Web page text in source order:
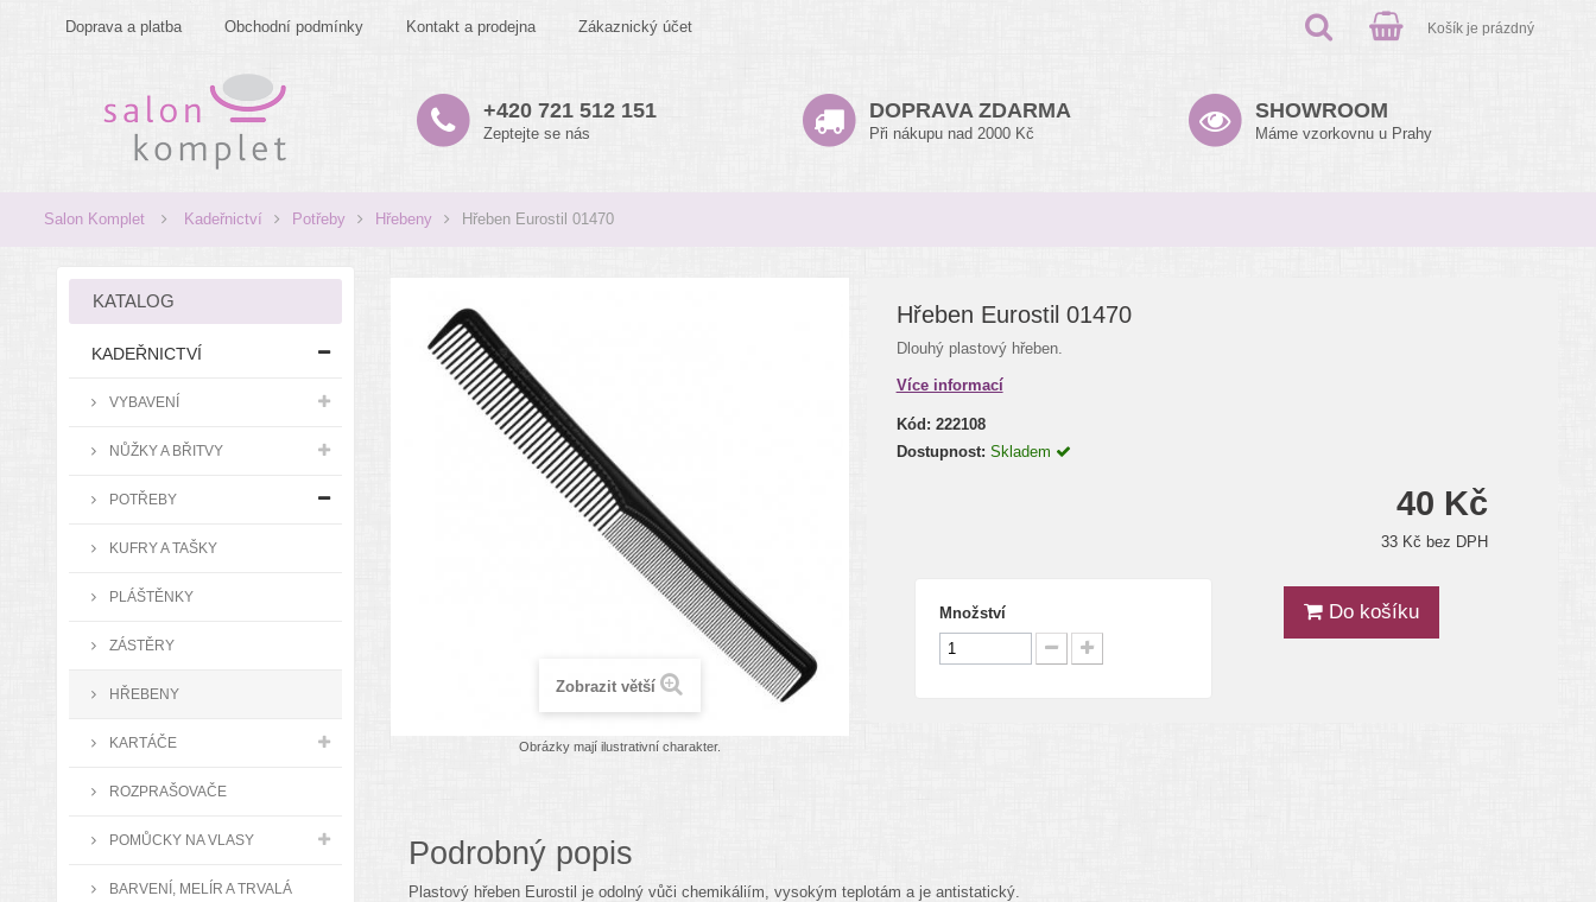
Doprava a platba Obchodní podmínky Kontakt a prodejna Zákaznický účet Košík je prázdný
+420 721 512 151
Zeptejte se nás
DOPRAVA ZDARMA
Při nákupu nad 2000 Kč
SHOWROOM
Máme vzorkovnu u Prahy
Salon Komplet Kadeřnictví Potřeby Hřebeny Hřeben Eurostil 01470
KATALOG
KADEŘNICTVÍ
VYBAVENÍ
NŮŽKY A BŘITVY
POTŘEBY
KUFRY A TAŠKY
PLÁŠTĚNKY
ZÁSTĚRY
HŘEBENY
KARTÁČE
ROZPRAŠOVAČE
POMŮCKY NA VLASY
BARVENÍ, MELÍR A TRVALÁ
Zobrazit větší
Obrázky mají ilustrativní charakter.
Hřeben Eurostil 01470
Dlouhý plastový hřeben.
Více informací
Kód: 222108
Dostupnost: Skladem
40 Kč
33 Kč bez DPH
Množství Do košíku
Podrobný popis
Plastový hřeben Eurostil je odolný vůči chemikáliím, vysokým teplotám a je antistatický.